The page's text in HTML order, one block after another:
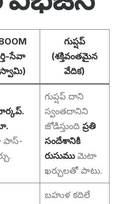
సేవా
గుప్షప్
(శక్తివంతమైన
వేదిక)
పాస్-
గుప్షప్ దాని
స్వంతదానిని
జోడిస్తుంది ప్రతి
సందేశానికి
రుసుముమెటా
ఖర్చులతో పాటు.
బహుళ కదిలే